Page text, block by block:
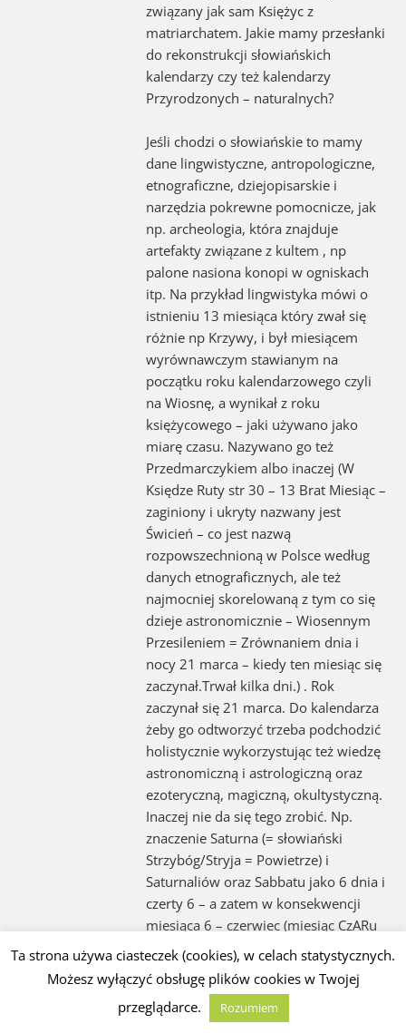
związany jak sam Księżyc z
matriarchatem. Jakie mamy przesłanki
do rekonstrukcji słowiańskich
kalendarzy czy też kalendarzy
Przyrodzonych – naturalnych?
Jeśli chodzi o słowiańskie to mamy
dane lingwistyczne, antropologiczne,
etnograficzne, dziejopisarskie i
narzędzia pokrewne pomocnicze, jak
np. archeologia, która znajduje
artefakty związane z kultem , np
palone nasiona konopi w ogniskach
itp. Na przykład lingwistyka mówi o
istnieniu 13 miesiąca który zwał się
różnie np Krzywy, i był miesiącem
wyrównawczym stawianym na
początku roku kalendarzowego czyli
na Wiosnę, a wynikał z roku
księżycowego – jaki używano jako
miarę czasu. Nazywano go też
Przedmarczykiem albo inaczej (W
Księdze Ruty str 30 – 13 Brat Miesiąc –
zaginiony i ukryty nazwany jest
Świcień – co jest nazwą
rozpowszechnioną w Polsce według
danych etnograficznych, ale też
najmocniej skorelowaną z tym co się
dzieje astronomicznie – Wiosennym
Przesileniem = Zrównaniem dnia i
nocy 21 marca – kiedy ten miesiąc się
zaczynał.Trwał kilka dni.) . Rok
zaczynał się 21 marca. Do kalendarza
żeby go odtworzyć trzeba podchodzić
holistycznie wykorzystując też wiedzę
astronomiczną i astrologiczną oraz
ezoteryczną, magiczną, okultystyczną.
Inaczej nie da się tego zrobić. Np.
znaczenie Saturna (= słowiański
Strzybóg/Stryja = Powietrze) i
Saturnaliów oraz Sabbatu jako 6 dnia i
czerty 6 – a zatem w konsekwencji
miesiąca 6 – czerwiec (miesiąc CzARu
RA i K-RAszu-Kresu) i znaku RA – Raka,
w systemie kalendarzowym wynika z
wszechstronnego oparcia we
wszystkich dziedzinach, także w
Ta strona używa ciasteczek (cookies), w celach statystycznych.
Możesz wyłączyć obsługę plików cookies w Twojej
przeglądarce.
Rozumiem